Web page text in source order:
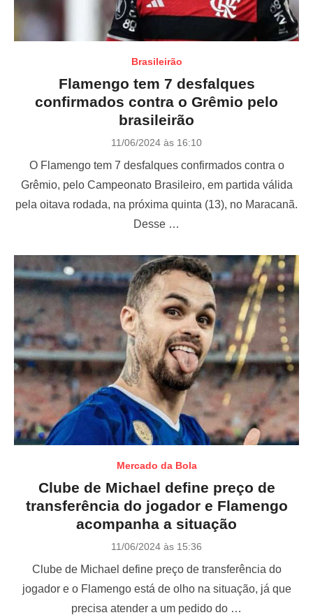
Brasileirão
Flamengo tem 7 desfalques
confirmados contra o Grêmio pelo
brasileirão
P
s
e
d
11/06/2024 às 16:10
O Flamengo tem 7 desfalques confirmados contra o
Grêmio, pelo Campeonato Brasileiro, em partida válida
pela oitava rodada, na próxima quinta (13), no Maracanã.
Desse …
Mercado da Bola
Clube de Michael define preço de
transferência do jogador e Flamengo
acompanha a situação
P
s
e
d
11/06/2024 às 15:36
Clube de Michael define preço de transferência do
jogador e o Flamengo está de olho na situação, já que
precisa atender a um pedido do …